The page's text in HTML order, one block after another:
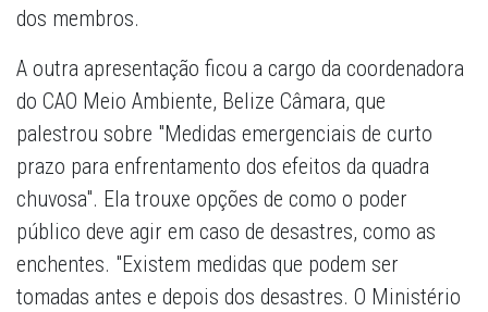
dos membros.
A outra apresentação ficou a cargo da coordenadora
do CAO Meio Ambiente, Belize Câmara, que
palestrou sobre "Medidas emergenciais de curto
prazo para enfrentamento dos efeitos da quadra
chuvosa". Ela trouxe opções de como o poder
público deve agir em caso de desastres, como as
enchentes. "Existem medidas que podem ser
tomadas antes e depois dos desastres. O Ministério